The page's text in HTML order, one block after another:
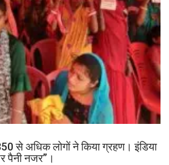
से अधिक लोगों ने किया ग्रहण। इंडिया
पैनी नजर”।